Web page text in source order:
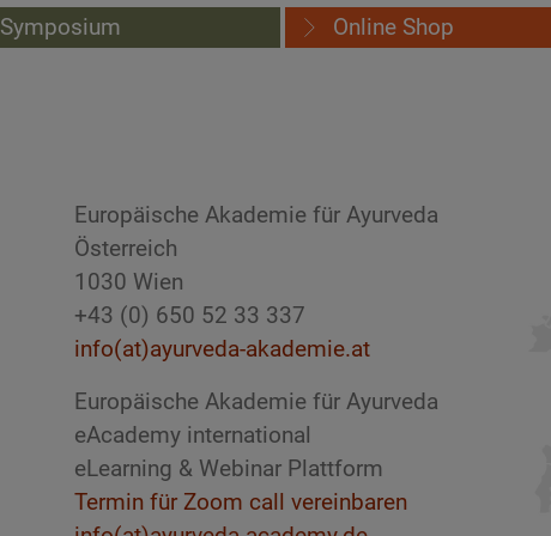
Symposium Online Shop
Europäische Akademie für Ayurveda
Österreich
1030 Wien
+43 (0) 650 52 33 337
info(at)ayurveda-akademie.at
Europäische Akademie für Ayurveda
eAcademy international
eLearning & Webinar Plattform
Termin für Zoom call vereinbaren